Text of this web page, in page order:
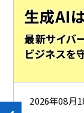
2026年08月